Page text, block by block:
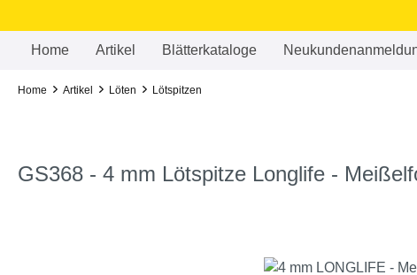
Home Artikel Blätterkataloge
Home Artikel Löten Lötspitzen
GS368 - 4 mm Lötspitze Longlife -